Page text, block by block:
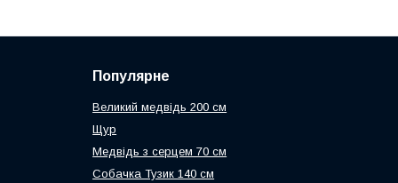
Популярне
Великий медвідь 200 см
Щур
Медвідь з серцем 70 см
Собачка Тузик 140 см